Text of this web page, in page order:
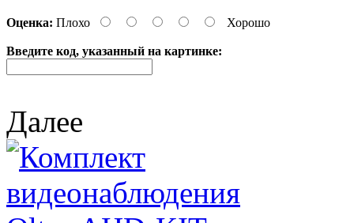
Оценка: Плохо Хорошо
Введите код, указанный на картинке:
Далее